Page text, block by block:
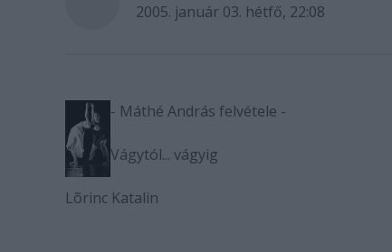
2005. január 03. hétfő, 22:08
- Máthé András felvétele -
Vágytól... vágyig
Lõrinc Katalin